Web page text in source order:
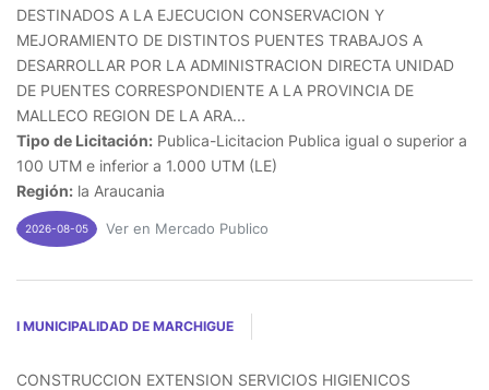
DESTINADOS A LA EJECUCION CONSERVACION Y
MEJORAMIENTO DE DISTINTOS PUENTES TRABAJOS A
DESARROLLAR POR LA ADMINISTRACION DIRECTA UNIDAD
DE PUENTES CORRESPONDIENTE A LA PROVINCIA DE
MALLECO REGION DE LA ARA...
Tipo de Licitación: Publica-Licitacion Publica igual o superior a
100 UTM e inferior a 1.000 UTM (LE)
Región: la Araucania
2026-08-05 Ver en Mercado Publico
I MUNICIPALIDAD DE MARCHIGUE
CONSTRUCCION EXTENSION SERVICIOS HIGIENICOS